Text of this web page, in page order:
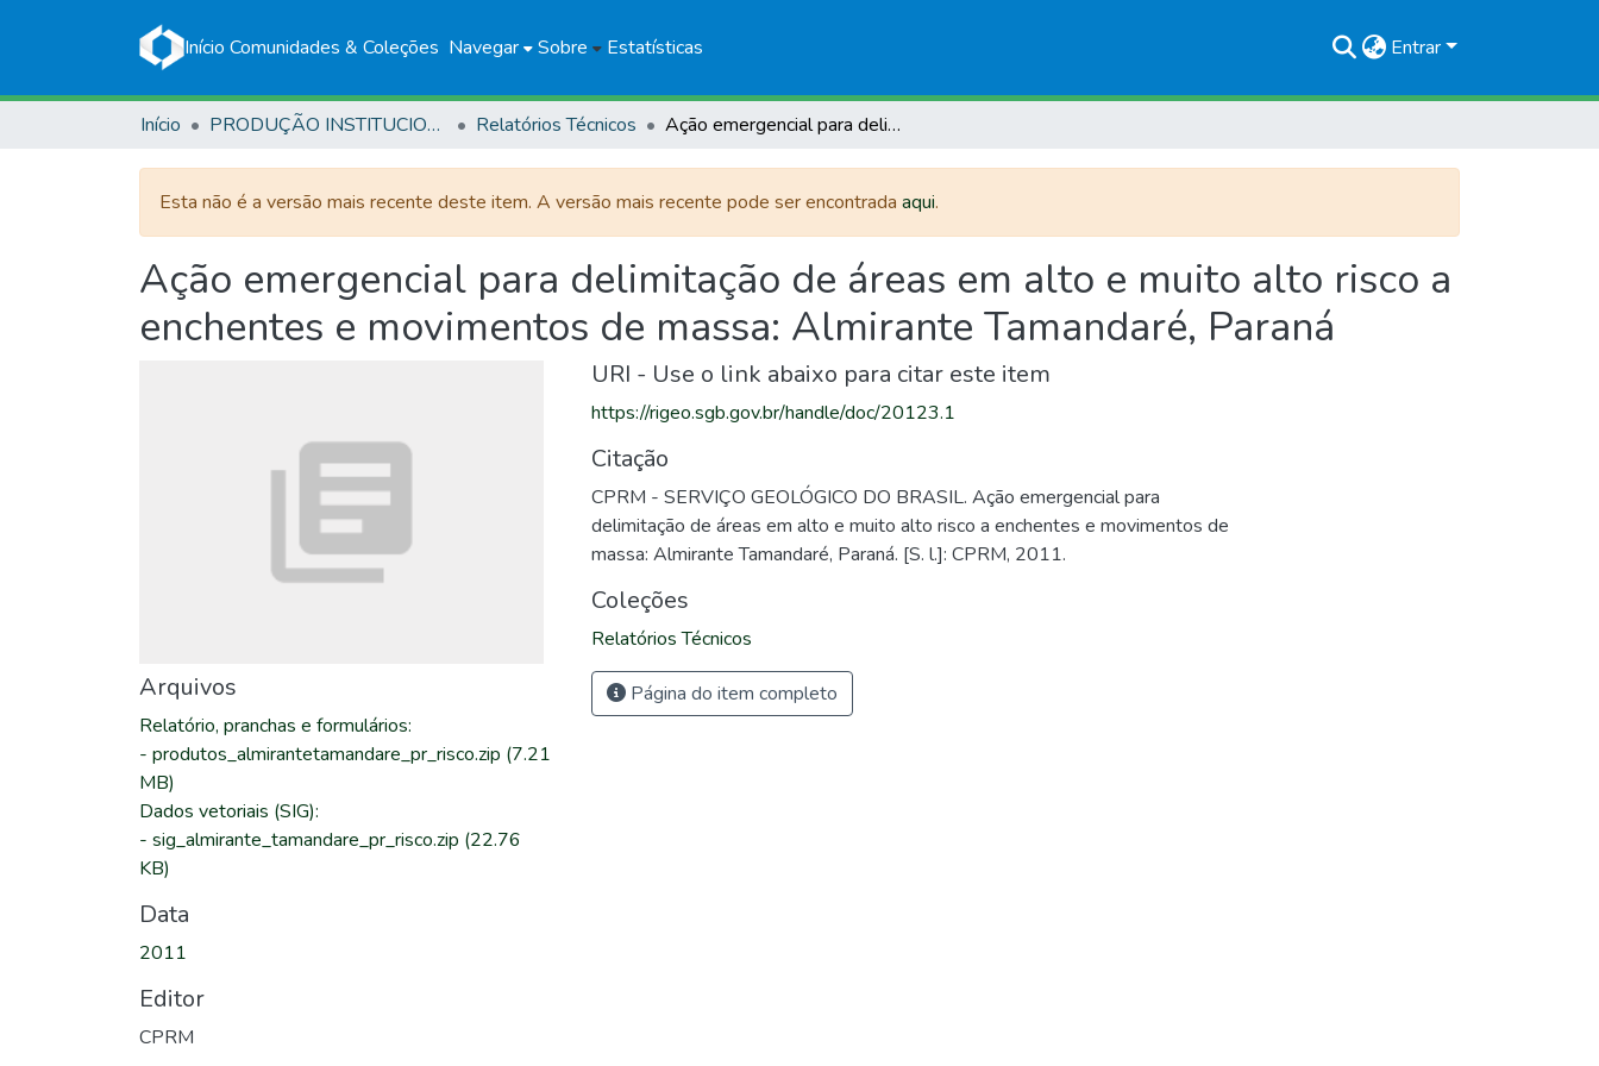
Início Comunidades & Coleções Navegar Sobre Estatísticas Entrar
Início PRODUÇÃO INSTITUCIONAL Relatórios Técnicos Ação emergencial para delimitação de áreas em alto e muito alto risco a enchentes e movimentos de massa: Almirante Tamandaré, Paraná
Esta não é a versão mais recente deste item. A versão mais recente pode ser encontrada aqui.
Ação emergencial para delimitação de áreas em alto e muito alto risco a
enchentes e movimentos de massa: Almirante Tamandaré, Paraná
Arquivos
Relatório, pranchas e formulários:
- produtos_almirantetamandare_pr_risco.zip (7.21
MB)
Dados vetoriais (SIG):
- sig_almirante_tamandare_pr_risco.zip (22.76
KB)
Data
2011
Editor
CPRM
URI - Use o link abaixo para citar este item
https://rigeo.sgb.gov.br/handle/doc/20123.1
Citação
CPRM - SERVIÇO GEOLÓGICO DO BRASIL. Ação emergencial para
delimitação de áreas em alto e muito alto risco a enchentes e movimentos de
massa: Almirante Tamandaré, Paraná. [S. l.]: CPRM, 2011.
Coleções
Relatórios Técnicos
Página do item completo